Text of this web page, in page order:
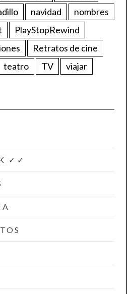
navidad
nombres
PlayStopRewind
Retratos de cine
teatro TV
viajar
✓✓